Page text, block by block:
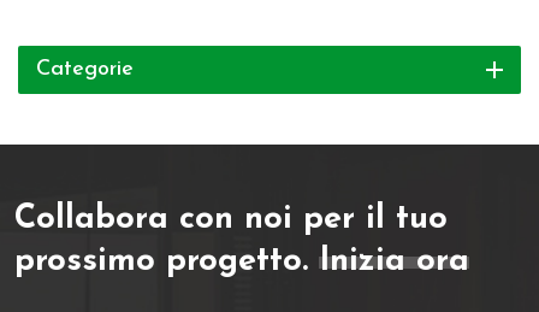
vinile, nucleo in pietra,
supporto). Impermeabile,
domestico che
commerciale.
Categorie
Collabora con noi per il tuo
prossimo progetto. Inizia ora